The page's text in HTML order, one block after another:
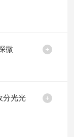
微
分光光